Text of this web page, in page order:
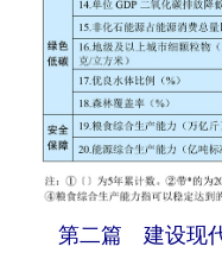
第二篇 建设现